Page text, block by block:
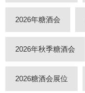
2026年糖酒会
2026年秋季糖酒会
2026糖酒会展位